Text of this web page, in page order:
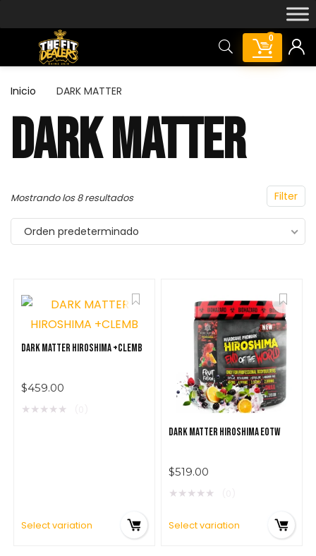
0
$ 279.00
Inicio DARK MATTER
DARK MATTER
Filter
Mostrando los 8 resultados
Orden predeterminado
DARK MATTER HIROSHIMA +CLEMB
$459.00
★★★★★
Select variation
DARK MATTER HIROSHIMA EOTW
$519.00
★★★★★
Select variation